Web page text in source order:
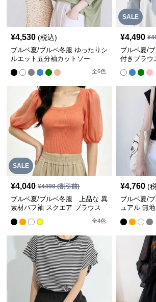
¥4,530 (税込)
ブルベ夏/ブルベ冬服 ゆったりシ
ルエット五分袖カットソー
全6色
SALE
¥4,490 ¥
ブルベ夏/
付きブラウ
SALE
¥4,040 ¥4490(割引前)
ブルベ夏/ブルベ冬服 上品な 異
素材パフ袖 スクエア ブラウス
全4色
¥4,760 (
ブルベ夏/
ュアル 無